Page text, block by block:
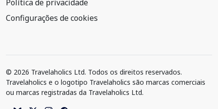
Política de privacidade
Configurações de cookies
© 2026 Travelaholics Ltd. Todos os direitos reservados.
Travelaholics e o logotipo Travelaholics são marcas comerciais
ou marcas registradas da Travelaholics Ltd.